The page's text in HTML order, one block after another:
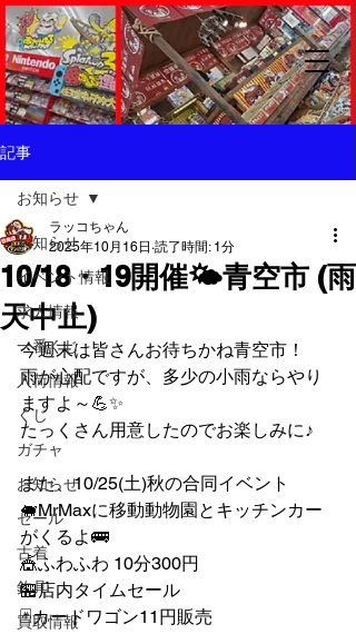
記事
お知らせ
イベント情報
求人情報
一番くじ
入荷情報
くじ
ガチャ
お知らせ
セール
古着
釣具
買取情報
お知らせ
10/18・19開催🌤️青空市 (雨
天中止)
ラッコちゃん
2025年10月16日 読了時間: 1分
今週末は皆さんお待ちかね青空市！
雨が心配ですが、多少の小雨ならやり
ますよ～💪✨
たっくさん用意したのでお楽しみに♪
また、10/25(土)秋の合同イベント
🐖MrMaxに移動動物園とキッチンカー
がくるよ🚌
🎪ふわふわ 10分300円
🏪店内タイムセール
🃏カードワゴン11円販売